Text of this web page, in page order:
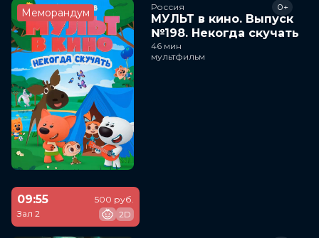
Меморандум Россия
МУЛЬТ в кино. Выпуск
№198. Некогда скучать
0+
46 мин
мультфильм
09:55
Зал 2
500 руб.
2D